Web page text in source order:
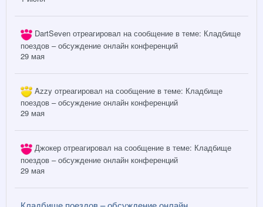
DartSeven отреагировал на сообщение в теме: Кладбище
поездов – обсуждение онлайн конференций
29 мая
Azzy отреагировал на сообщение в теме: Кладбище
поездов – обсуждение онлайн конференций
29 мая
Джокер отреагировал на сообщение в теме: Кладбище
поездов – обсуждение онлайн конференций
29 мая